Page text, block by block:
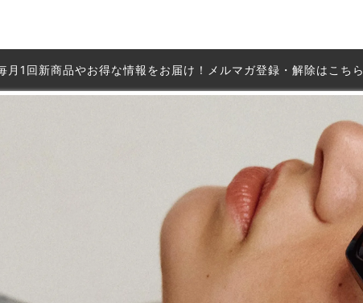
絞り込み表示(LADY'S) MADE TO ORDER
テゴリーから探す(MEN'S)
月1回新商品やお得な情報をお届け！メルマガ登録・解除はこちら